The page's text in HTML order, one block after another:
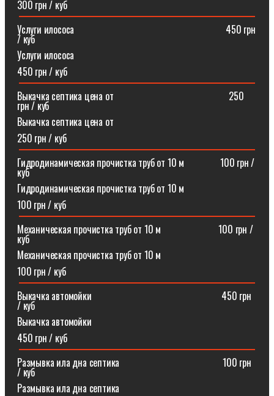
300 грн / куб
Услуги илососа⠀⠀⠀⠀⠀⠀⠀⠀⠀⠀⠀⠀⠀⠀⠀⠀⠀⠀⠀⠀⠀450 грн
/ куб
Услуги илососа
450 грн / куб
Выкачка септика цена от⠀⠀⠀⠀⠀⠀⠀⠀⠀⠀⠀⠀⠀⠀⠀⠀250
грн / куб
Выкачка септика цена от
250 грн / куб
Гидродинамическая прочистка труб от 10 м⠀⠀⠀⠀⠀100 грн /
куб
Гидродинамическая прочистка труб от 10 м
100 грн / куб
Механическая прочистка труб от 10 м⠀⠀⠀⠀⠀⠀⠀⠀100 грн /
куб
Механическая прочистка труб от 10 м
100 грн / куб
Выкачка автомойки⠀⠀⠀⠀⠀⠀⠀⠀⠀⠀⠀⠀⠀⠀⠀⠀⠀⠀450 грн
/ куб
Выкачка автомойки
450 грн / куб
Размывка ила дна септика ⠀⠀⠀⠀⠀⠀⠀⠀⠀⠀⠀⠀⠀⠀100 грн
/ куб
Размывка ила дна септика